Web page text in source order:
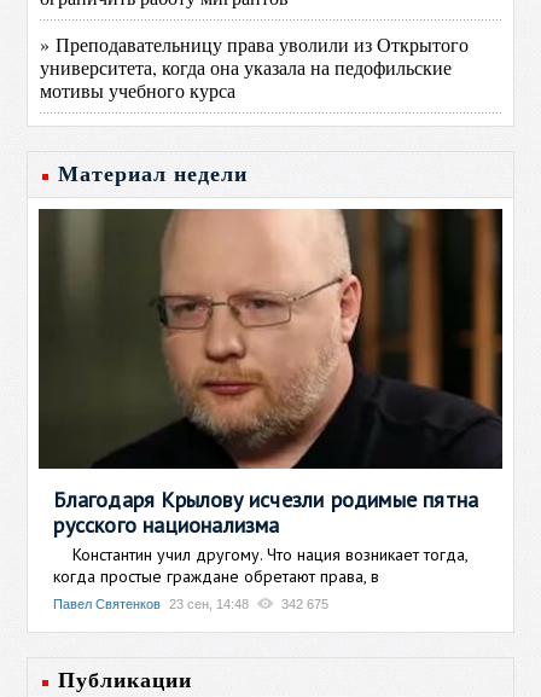
» Преподавательницу права уволили из Открытого
университета, когда она указала на педофильские
мотивы учебного курса
Материал недели
Благодаря Крылову исчезли родимые пятна
русского национализма
Константин учил другому. Что нация возникает тогда,
когда простые граждане обретают права, в
Павел Святенков 23 сен, 14:48 342 675
Публикации